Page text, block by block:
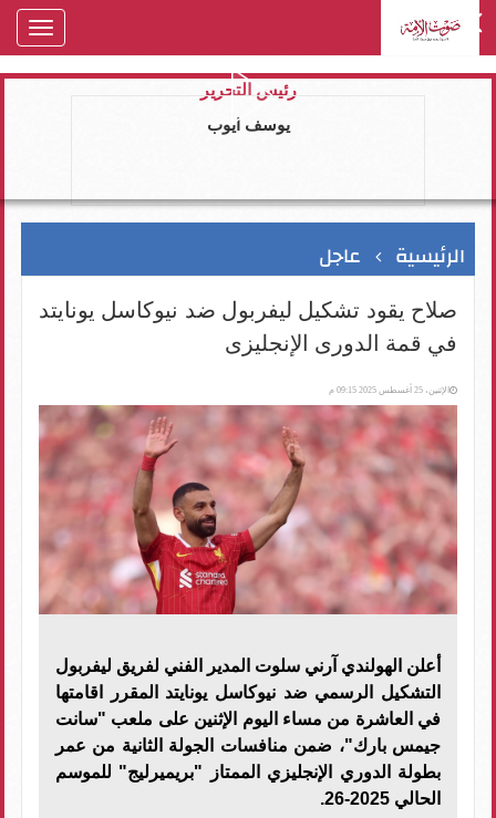
رئيس التحرير
يوسف ايوب
الرئيسية عاجل
صلاح يقود تشكيل ليفربول ضد نيوكاسل يونايتد
في قمة الدورى الإنجليزى
الإثنين، 25 أغسطس 2025 09:15 م
أعلن الهولندي آرني سلوت المدير الفني لفريق ليفربول
التشكيل الرسمي ضد نيوكاسل يونايتد المقرر اقامتها
في العاشرة من مساء اليوم الإثنين على ملعب "سانت
جيمس بارك"، ضمن منافسات الجولة الثانية من عمر
بطولة الدوري الإنجليزي الممتاز "بريميرليج" للموسم
الحالي 2025-26.